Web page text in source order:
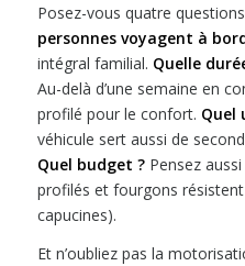
Posez-vous quatre
personnes voyagent à
intégral familial. Quelle
Au-delà d’une semaine en
profilé pour le confort. Quel
véhicule sert aussi de
Quel budget ?Pensez
profilés et fourgons
capucines).
Et n’oubliez pas la